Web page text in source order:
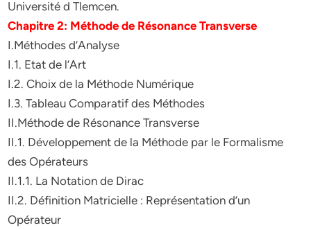
Université d Tlemcen.
Chapitre 2: Méthode de Résonance Transverse
I.Méthodes d’Analyse
I.1. Etat de l’Art
I.2. Choix de la Méthode Numérique
I.3. Tableau Comparatif des Méthodes
II.Méthode de Résonance Transverse
II.1. Développement de la Méthode par le Formalisme
des Opérateurs
II.1.1. La Notation de Dirac
II.2. Définition Matricielle : Représentation d’un
Opérateur